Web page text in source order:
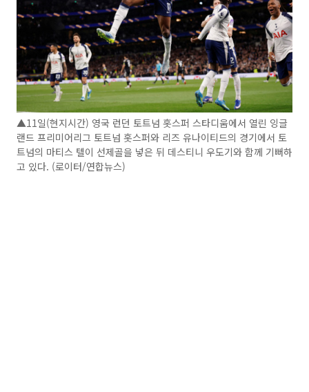
▲11일(현지시간) 영국 런던 토트넘 홋스퍼 스타디움에서 열린 잉글
랜드 프리미어리그 토트넘 홋스퍼와 리즈 유나이티드의 경기에서 토
트넘의 마티스 텔이 선제골을 넣은 뒤 데스티니 우도기와 함께 기뻐하
고 있다. (로이터/연합뉴스)